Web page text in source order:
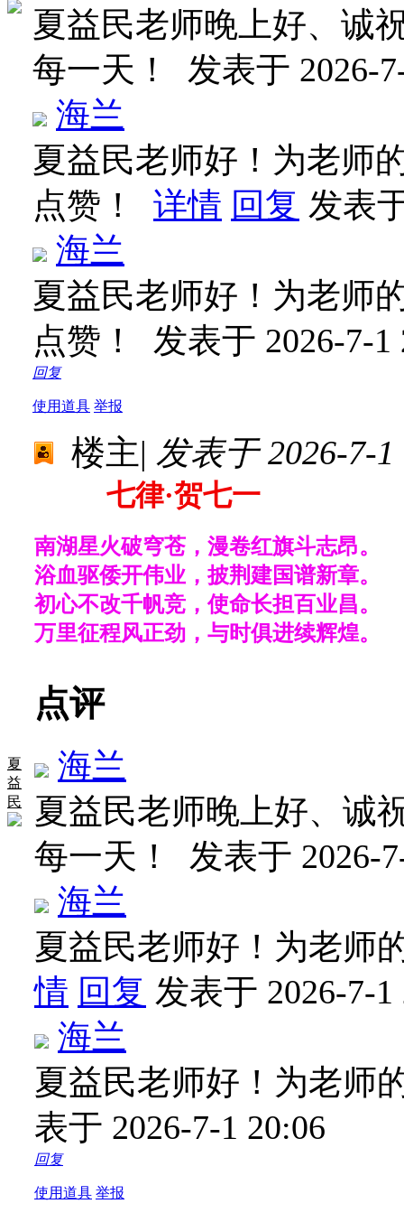
夏益民老师晚上好、诚
每一天！ 发表于 2026-
海兰
夏益民老师好！为老师
点赞！ 详情 回复 发表
海兰
夏益民老师好！为老师
点赞！ 发表于 2026-7-1
回复
使用道具 举报
夏
益
民
楼主| 发表于 2026-7-1
七律·贺七一
南湖星火破穹苍，漫卷红旗斗志昂。
浴血驱倭开伟业，披荆建国谱新章。
初心不改千帆竞，使命长担百业昌。
万里征程风正劲，与时俱进续辉煌。
点评
海兰
夏益民老师晚上好、诚
每一天！ 发表于 2026-
海兰
夏益民老师好！为老师
情 回复 发表于 2026-7-1
海兰
夏益民老师好！为老师
表于 2026-7-1 20:06
回复
使用道具 举报